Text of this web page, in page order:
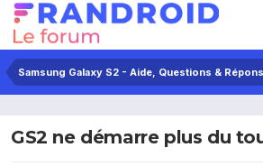
Samsung Galaxy S2 - Aide, Questions &
GS2 ne démarre plus du